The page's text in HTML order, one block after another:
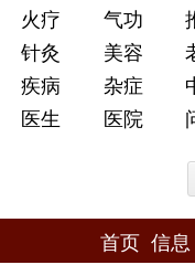
火疗
气功
针灸
美容
疾病
杂症
医生
医院
首页 信息